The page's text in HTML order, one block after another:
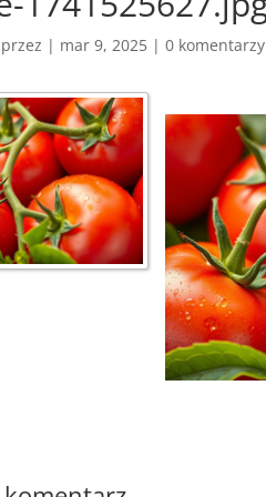
| mar 9, 2025 |0 komentarzy